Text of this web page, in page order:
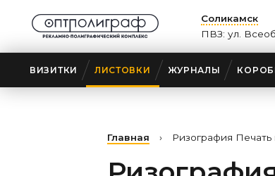
Соликамск
ПВЗ: ул.
ВИЗИТКИ ЛИСТОВКИ ЖУРНАЛЫ
Главная › Ризография Печать